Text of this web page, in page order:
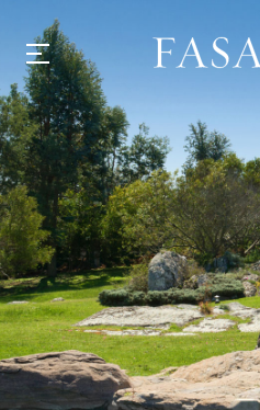
GASTRONOMIA
HOTÉIS
EXPERIÊNCIAS
EVENTOS
VILLAS
SHOP | SELEZIONE
DESCUBRA
WHAT'S COOKING
CORRIERE
HISTÓRIA
SUSTENTABILIDADE
CONTATO